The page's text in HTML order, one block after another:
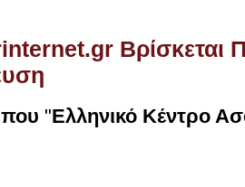
Βρίσκεται
"Ελληνικό Κέντρο